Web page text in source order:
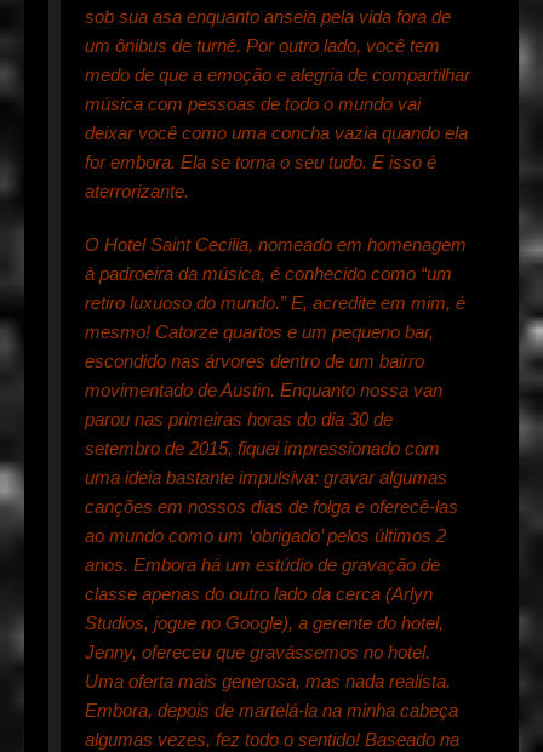
sob sua asa enquanto anseia pela vida fora de
um ônibus de turnê. Por outro lado, você tem
medo de que a emoção e alegria de compartilhar
música com pessoas de todo o mundo vai
deixar você como uma concha vazia quando ela
for embora. Ela se torna o seu tudo. E isso é
aterrorizante.
O Hotel Saint Cecilia, nomeado em homenagem
à padroeira da música, é conhecido como “um
retiro luxuoso do mundo.” E, acredite em mim, é
mesmo! Catorze quartos e um pequeno bar,
escondido nas árvores dentro de um bairro
movimentado de Austin. Enquanto nossa van
parou nas primeiras horas do dia 30 de
setembro de 2015, fiquei impressionado com
uma ideia bastante impulsiva: gravar algumas
canções em nossos dias de folga e oferecê-las
ao mundo como um ‘obrigado’ pelos últimos 2
anos. Embora há um estúdio de gravação de
classe apenas do outro lado da cerca (Arlyn
Studios, jogue no Google), a gerente do hotel,
Jenny, ofereceu que gravássemos no hotel.
Uma oferta mais generosa, mas nada realista.
Embora, depois de martelá-la na minha cabeça
algumas vezes, fez todo o sentido! Baseado na